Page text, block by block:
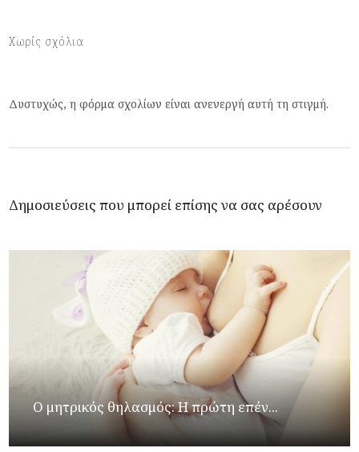
Χωρίς σχόλια
Δυστυχώς, η φόρμα σχολίων είναι ανενεργή αυτή τη στιγμή.
Δημοσιεύσεις που μπορεί επίσης να σας αρέσουν
Ο μητρικός θηλασμός: Η πρώτη επέν...